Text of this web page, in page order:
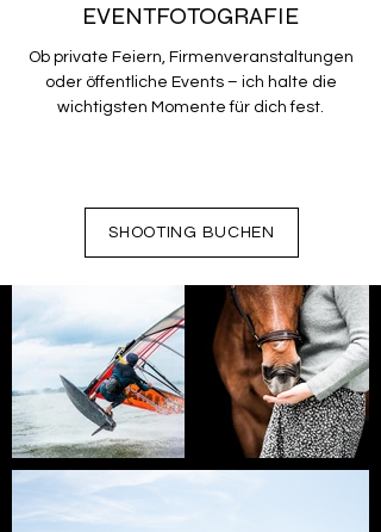
EVENTFOTOGRAFIE
Ob private Feiern, Firmenveranstaltungen
oder öffentliche Events – ich halte die
wichtigsten Momente für dich fest.
SHOOTING BUCHEN